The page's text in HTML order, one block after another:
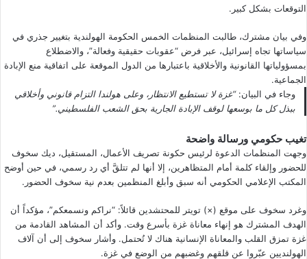
التوقعات بشكل كبير.
وفي بيان مشترك، طالبت المنظمات الخمس الحكومة الهولندية بتغيير جذري في
سياساتها تجاه إسرائيل، عبر فرض “عقوبات حقيقية وفعالة”، والاضطلاع
بمسؤولياتها القانونية والأخلاقية باعتبارها من الدول الموقعة على اتفاقية منع الإبادة
الجماعية.
وجاء في البيان:“غزة لا تستطيع الانتظار، وعلى هولندا التزام قانوني وأخلاقي
ببذل كل ما بوسعها لوقف الإبادة الجارية بحق الشعب الفلسطيني.”
تغيب حكومي ورسالة واضحة
وجهت المنظمات الدعوة لرئيس حكونة تصريف الأعمال، المستقيل، ديك سخوف
للحضور وإلقاء كلمة أمام المتظاهرين، إلا أنها لم تتلقَّ أي رد رسمي، في حين أوضح
المكتب الإعلامي الحكومي أنه سبق وأبلغ المنظمين بعدم نية سخوف الحضور.
وغرد سخوف على موقع (×) تويتر للمحتشدين قائلاً: “نراكم ونسمعكم”، مؤكداً أن
الهدف المشترك هو إنهاء معاناة غزة بأسرع وقت. وأكد أن المشاهد القادمة من
غزة تمزق القلب والمعاناة الإنسانية هناك لا تُحتمل. وأشار سخوف إلى أن آلاف
الهولنديين عبّروا عن قلقهم وغضبهم من الوضع في غزة.